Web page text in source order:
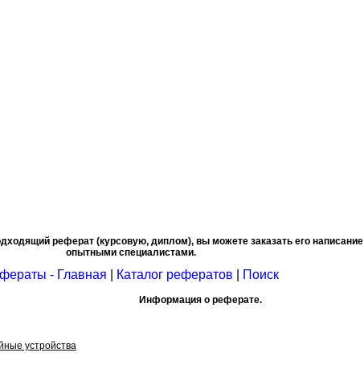
реферат (курсовую, диплом), вы можете заказать его написание
опытными специалистами.
- Главная Каталог рефератов Поиск
Информация о реферате.
устройства